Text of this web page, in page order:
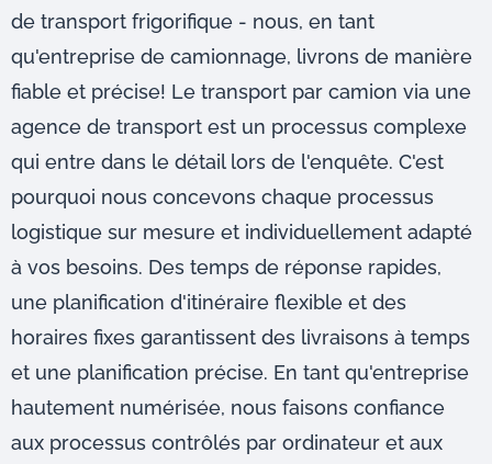
de transport frigorifique - nous, en tant
qu'entreprise de camionnage, livrons de manière
fiable et précise! Le transport par camion via une
agence de transport est un processus complexe
qui entre dans le détail lors de l'enquête. C'est
pourquoi nous concevons chaque processus
logistique sur mesure et individuellement adapté
à vos besoins. Des temps de réponse rapides,
une planification d'itinéraire flexible et des
horaires fixes garantissent des livraisons à temps
et une planification précise. En tant qu'entreprise
hautement numérisée, nous faisons confiance
aux processus contrôlés par ordinateur et aux